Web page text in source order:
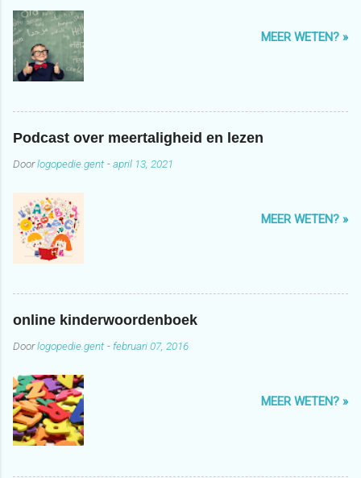
MEER WETEN? »
Podcast over meertaligheid en lezen
Doorlogopedie.gent -april 13, 2021
MEER WETEN? »
online kinderwoordenboek
Doorlogopedie.gent - februari 07, 2016
MEER WETEN? »